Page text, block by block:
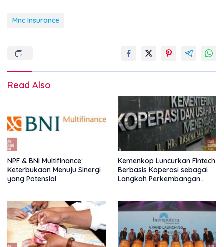
Mnc Insurance
Read Also
NPF & BNI Multifinance:
Keterbukaan Menuju Sinergi
yang Potensial
Kemenkop Luncurkan Fintech
Berbasis Koperasi sebagai
Langkah Perkembangan